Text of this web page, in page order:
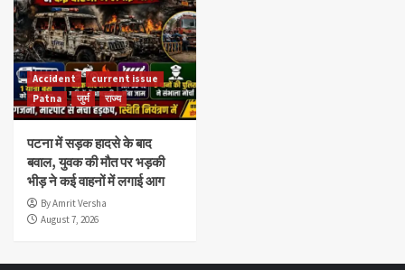
Accident
current issue
Patna
जुर्म राज्य
पटना में सड़क हादसे के बाद
बवाल, युवक की मौत पर भड़की
भीड़ ने कई वाहनों में लगाई आग
By Amrit Versha
August 7, 2026